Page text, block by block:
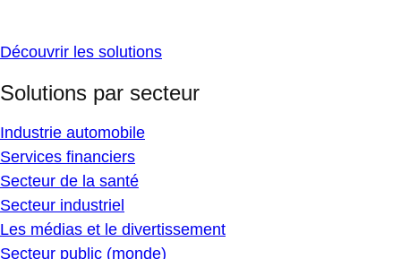
Découvrir les solutions
Solutions par secteur
Industrie automobile
Services financiers
Secteur de la santé
Secteur industriel
Les médias et le divertissement
Secteur public (monde)